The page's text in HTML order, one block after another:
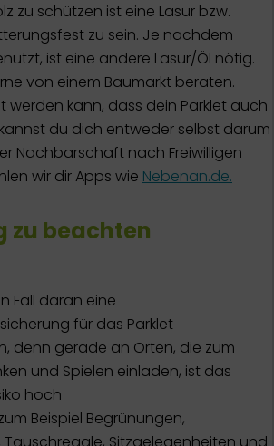
zu schützen ist eine Lasur bzw.
zu sein. Je nachdem
ist eine andere Lasur/Öl nötig.
von einem Baumarkt beraten.
werden kann, dass dein Parklet auch
du dich entweder selbst darum
Nachbarschaft nach Freiwilligen
wir dir Apps wie Nebenan.de.
zu beachten
Fall daran eine
für das Parklet
denn gerade an Orten, die zum
und Spielen einladen, ist das
hoch
Beispiel Begrünungen,
Tauschregale, Sitzgelegenheiten und